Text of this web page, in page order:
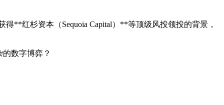
得**红杉资本（Sequoia Capital）**等顶级风投领投的背景，
数字博弈？